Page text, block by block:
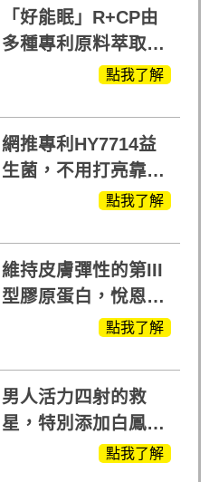
「好能眠」R+CP由
多種專利原料萃取、
白鳳豆、羅布麻、西
晰的關鍵!
點我了解
網推專利HY7714益
生菌，不用打亮靠養
點我了解
維持皮膚彈性的第III
型膠原蛋白，悅恩詩
給予寶寶般的肌膚感
點我了解
男人活力四射的救
星，特別添加白鳳豆
萃取 五色瑪卡點我了解